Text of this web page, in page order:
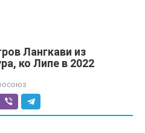
Лангкави из
ко Липе в 2022